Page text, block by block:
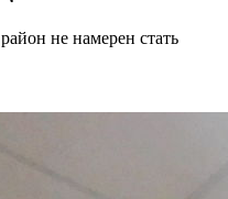
не намерен стать